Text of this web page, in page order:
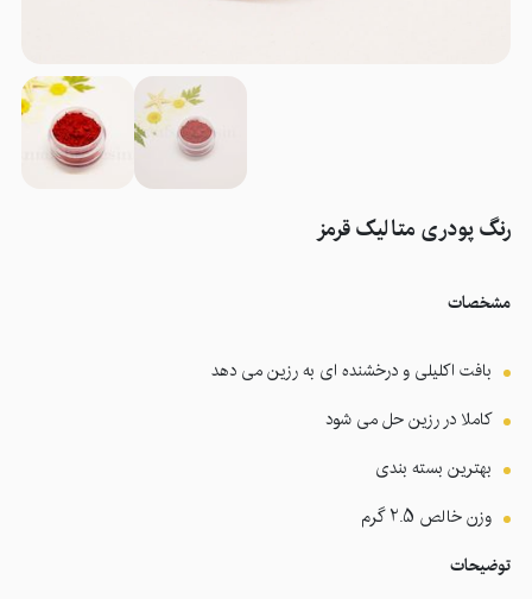
رنگ پودری متالیک قرمز
مشخصات
بافت اکلیلی و درخشنده ای به رزین می دهد
کاملا در رزین حل می شود
بهترین بسته بندی
وزن خالص 2.5 گرم
توضیحات